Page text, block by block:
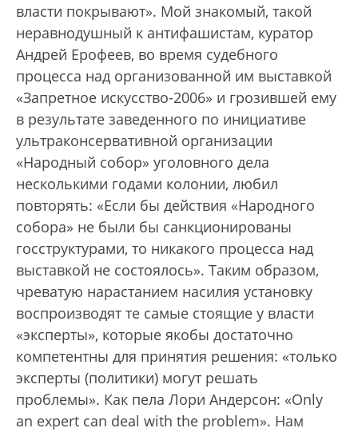
власти покрывают». Мой знакомый, такой
неравнодушный к антифашистам, куратор
Андрей Ерофеев, во время судебного
процесса над организованной им выставкой
«Запретное искусство-2006» и грозившей ему
в результате заведенного по инициативе
ультраконсервативной организации
«Народный собор» уголовного дела
несколькими годами колонии, любил
повторять: «Если бы действия «Народного
собора» не были бы санкционированы
госструктурами, то никакого процесса над
выставкой не состоялось». Таким образом,
чреватую нарастанием насилия установку
воспроизводят те самые стоящие у власти
«эксперты», которые якобы достаточно
компетентны для принятия решения: «только
эксперты (политики) могут решать
проблемы». Как пела Лори Андерсон: «Оnly
an expert can deal with the problem». Нам